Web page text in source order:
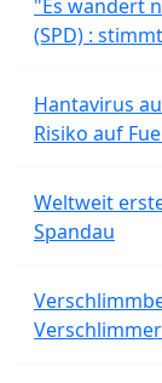
"Es wandert
(SPD) :
Hantavirus
Risiko auf
Weltweit
Spandau